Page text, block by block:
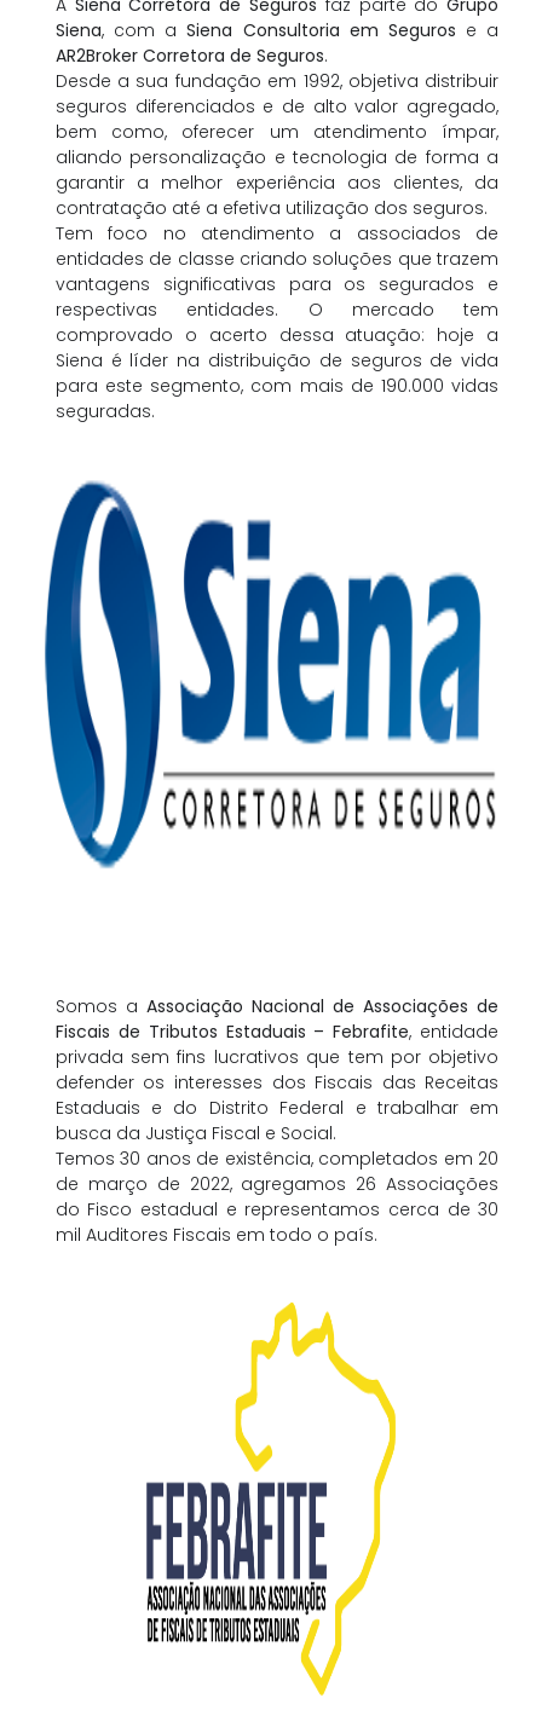
Siena, com aSiena Consultoria em Seguros e a
AR2Broker Corretora de Seguros.
Desde a sua fundação em 1992, objetiva distribuir
seguros diferenciados e de alto valor agregado,
bem como, oferecer um atendimento ímpar,
aliando personalização e tecnologia de forma a
garantir a melhor experiência aos clientes, da
contratação até a efetiva utilização dos seguros.
Tem foco no atendimento a associados de
entidades de classe criando soluções que trazem
vantagens significativas para os segurados e
respectivas entidades. O mercado tem
comprovado o acerto dessa atuação: hoje a
Siena é líder na distribuição de seguros de vida
para este segmento, com mais de 190.000 vidas
seguradas.
Somos a Associação Nacional de Associações de
Fiscais de Tributos Estaduais – Febrafite, entidade
privada sem fins lucrativos que tem por objetivo
defender os interesses dos Fiscais das Receitas
Estaduais e do Distrito Federal e trabalhar em
busca da Justiça Fiscal e Social.
Temos 30 anos de existência, completados em 20
de março de 2022, agregamos 26 Associações
do Fisco estadual e representamos cerca de 30
mil Auditores Fiscais em todo o país.